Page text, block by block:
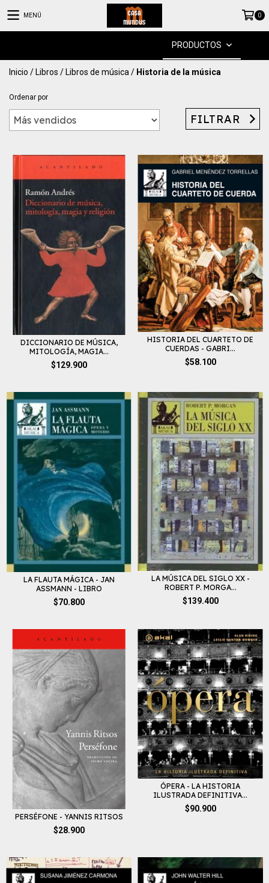
MENÚ 0
PRODUCTOS
Inicio / Libros / Libros de música / Historia de la música
Ordenar por
FILTRAR
DICCIONARIO DE MÚSICA,
MITOLOGÍA, MAGIA...
$129.900
HISTORIA DEL CUARTETO DE
CUERDAS - GABRI...
$58.100
LA FLAUTA MÁGICA - JAN
ASSMANN - LIBRO
$70.800
LA MÚSICA DEL SIGLO XX -
ROBERT P. MORGA...
$139.400
PERSÉFONE - YANNIS RITSOS
$28.900
ÓPERA - LA HISTORIA
ILUSTRADA DEFINITIVA...
$90.900